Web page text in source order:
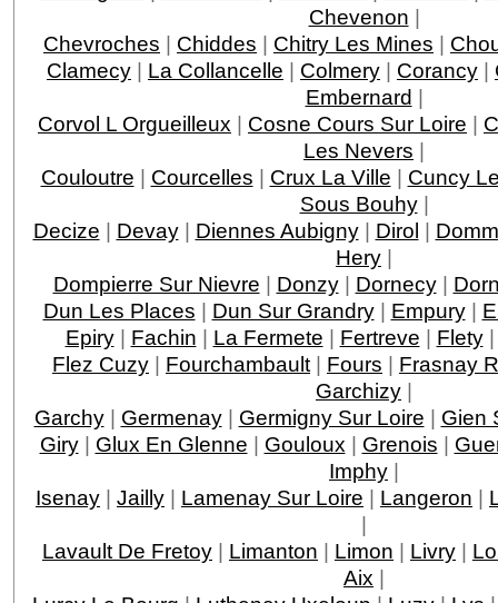
Chevenon |
Chevroches | Chiddes | Chitry Les Mines |
Clamecy | La Collancelle | Colmery | Corancy |
Embernard |
Corvol L Orgueilleux | Cosne Cours Sur Loire |
Les Nevers |
Couloutre | Courcelles | Crux La Ville | Cuncy
Sous Bouhy|
Decize | Devay| Diennes Aubigny| Dirol |
Hery |
Dompierre Sur Nievre | Donzy| Dornecy|
Dun Les Places | Dun Sur Grandry| Empury|
Epiry| Fachin | La Fermete | Fertreve | Flety
Flez Cuzy | Fourchambault | Fours | Frasnay
Garchizy |
Garchy| Germenay| Germigny Sur Loire | Gien
Giry| Glux En Glenne | Gouloux | Grenois |
Imphy |
Isenay | Jailly | Lamenay Sur Loire | Langeron |
|
Lavault De Fretoy | Limanton | Limon | Livry |
Aix |